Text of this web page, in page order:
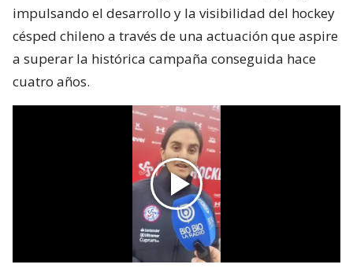
impulsando el desarrollo y la visibilidad del hockey
césped chileno a través de una actuación que aspire
a superar la histórica campaña conseguida hace
cuatro años.